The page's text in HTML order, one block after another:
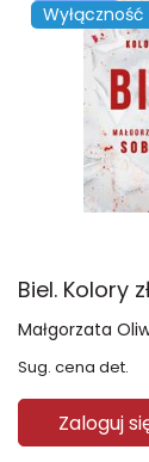
Wyłączność
Małgorzata
Sug. cena det.
Zaloguj